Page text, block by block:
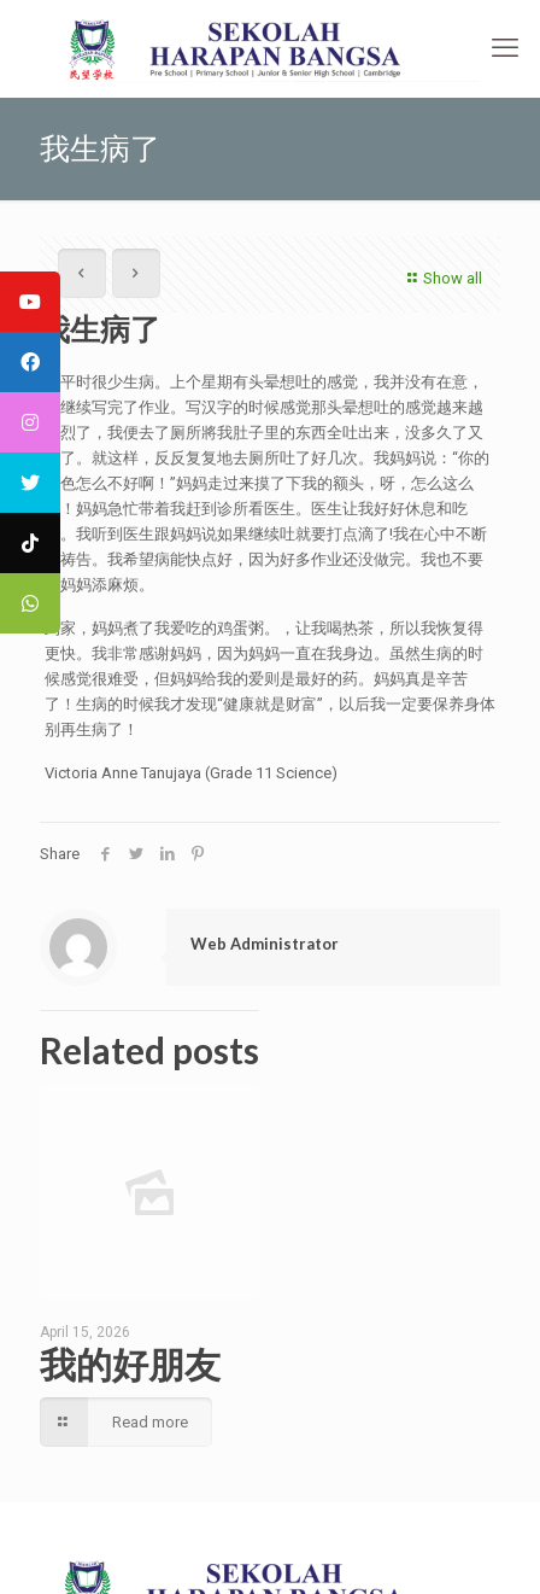
我生病了
Show all
我生病了
我平时很少生病。上个星期有头晕想吐的感觉，我并没有在意，
便继续写完了作业。写汉字的时候感觉那头晕想吐的感觉越来越
强烈了，我便去了厕所將我肚子里的东西全吐出来，没多久了又
疼了。就这样，反反复复地去厕所吐了好几次。我妈妈说：“你的
脸色怎么不好啊！”妈妈走过来摸了下我的额头，呀，怎么这么
烫！妈妈急忙带着我赶到诊所看医生。医生让我好好休息和吃
药。我听到医生跟妈妈说如果继续吐就要打点滴了!我在心中不断
的祷告。我希望病能快点好，因为好多作业还没做完。我也不要
给妈妈添麻烦。
到家，妈妈煮了我爱吃的鸡蛋粥。，让我喝热茶，所以我恢复得
更快。我非常感谢妈妈，因为妈妈一直在我身边。虽然生病的时
候感觉很难受，但妈妈给我的爱则是最好的药。妈妈真是辛苦
了！生病的时候我才发现“健康就是财富”，以后我一定要保养身体
别再生病了！
Victoria Anne Tanujaya (Grade 11 Science)
Share
Web Administrator
Related posts
April 15, 2026
我的好朋友
Read more